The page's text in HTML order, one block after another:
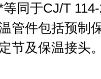
同于CJ/T
管件包括预制
节及保温接头